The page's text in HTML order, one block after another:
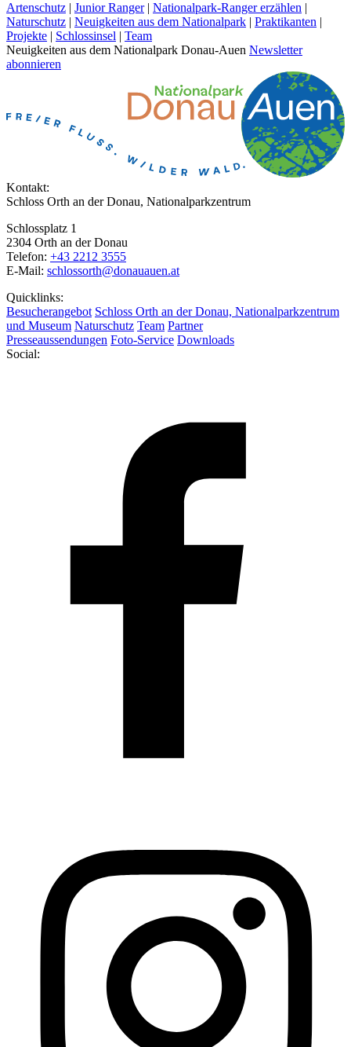
Artenschutz | Junior Ranger | Nationalpark-Ranger erzählen |
Naturschutz | Neuigkeiten aus dem Nationalpark | Praktikanten |
Projekte | Schlossinsel | Team
Neuigkeiten aus dem Nationalpark Donau-Auen Newsletter
abonnieren
Kontakt:
Schloss Orth an der Donau, Nationalparkzentrum
Schlossplatz 1
2304 Orth an der Donau
Telefon: +43 2212 3555
E-Mail: schlossorth@donauauen.at
Quicklinks:
Besucherangebot Schloss Orth an der Donau, Nationalparkzentrum
und Museum Naturschutz Team Partner
Presseaussendungen Foto-Service Downloads
Social: